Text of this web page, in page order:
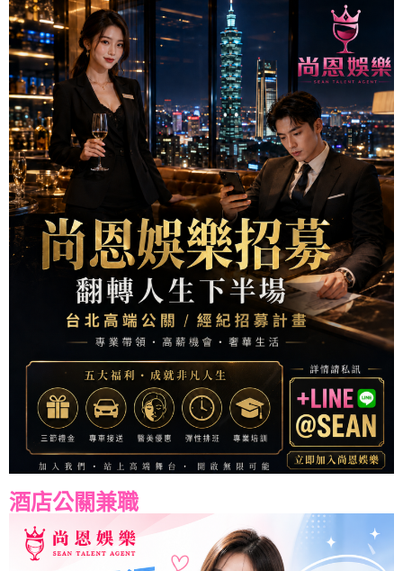
酒店公關兼職